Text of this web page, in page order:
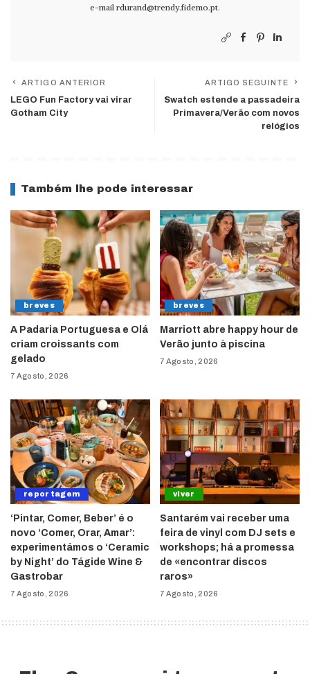
e-mail rdurand@trendy.fidemo.pt.
ARTIGO ANTERIOR
LEGO Fun Factory vai virar
Gotham City
ARTIGO SEGUINTE
Swatch estende a passadeira
Primavera/Verão com novos
relógios
Também lhe pode interessar
breves
A Padaria Portuguesa e Olá
criam croissants com
gelado
7 Agosto, 2026
breves
Marriott abre happy hour de
Verão junto à piscina
7 Agosto, 2026
reportagem
‘Pintar, Comer, Beber’ é o
novo ‘Comer, Orar, Amar’:
experimentámos o ‘Ceramic
by Night’ do Tágide Wine &
Gastrobar
7 Agosto, 2026
viver
Santarém vai receber uma
feira de vinyl com DJ sets e
workshops; há a promessa
de «encontrar discos
raros»
7 Agosto, 2026